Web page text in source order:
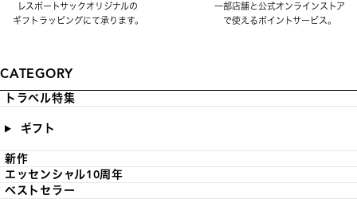
レスポートサックオリジナルの
ギフトラッピングにて承ります。
一部店舗と公式オンラインストア
で使えるポイントサービス。
CATEGORY
トラベル特集
ギフト
新作
エッセンシャル10周年
ベストセラー